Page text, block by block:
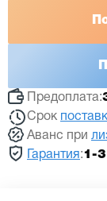
Предоплата:
Срок
Аванс при
Гарантия :1-3